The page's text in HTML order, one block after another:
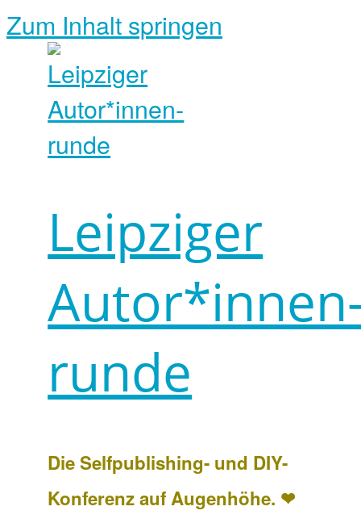
Zum Inhalt springen
Leipziger
runde
Die Selfpublishing- und DIY-
Konferenz auf Augenhöhe. ❤